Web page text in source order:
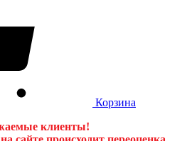
Корзина
клиенты!